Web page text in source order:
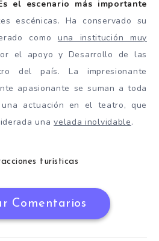
el escenario más importante
escénicas. Ha conservado su
como una institución muy
el apoyo y Desarrollo de las
del país. La impresionante
apasionante se suman a toda
actuación en el teatro, que
unavelada inolvidable.
turísticas
Comentarios